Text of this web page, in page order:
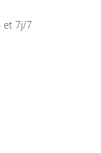
et 7j/7